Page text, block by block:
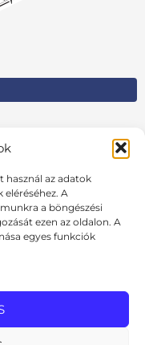
használ az adatok
eléréséhez. A
a böngészési
ezen az oldalon. A
egyes funkciók